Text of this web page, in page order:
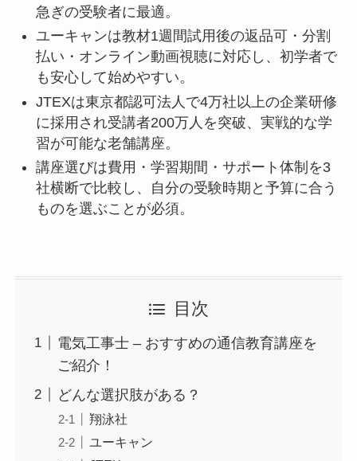
急ぎの受験者に最適。
ユーキャンは教材1週間試用後の返品可・分割
払い・オンライン動画視聴に対応し、初学者で
も安心して始めやすい。
JTEXは東京都認可法人で4万社以上の企業研修
に採用され受講者200万人を突破、実戦的な学
習が可能な老舗講座。
講座選びは費用・学習期間・サポート体制を3
社横断で比較し、自分の受験時期と予算に合う
ものを選ぶことが必須。
目次
電気工事士 – おすすめの通信教育講座を
ご紹介！
どんな選択肢がある？
翔泳社
ユーキャン